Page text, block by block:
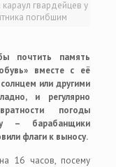
гвардейцев у
погибшим
почтить память
вместе с её
или другими
и регулярно
погоды
– барабанщики
флаги к выносу.
16 часов, посему